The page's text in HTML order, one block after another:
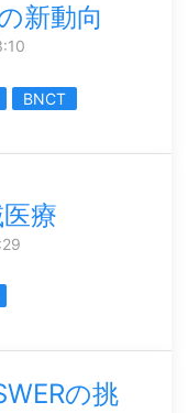
新動向
BNCT
療
の挑